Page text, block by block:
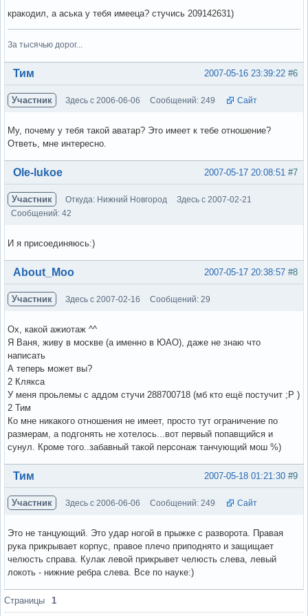
кракодил, а аська у тебя имееца? стучись 209142631)
За тысячью дорог...
Вне форума #6
2007-05-16 23:39:22
Тим
Участник Здесь с 2006-06-06 Сообщений: 249 Сайт
Му, почему у тебя такой аватар? Это имеет к тебе отношение?
Ответь, мне интересно.
Вне форума #7
2007-05-17 20:08:51
Ole-lukoe
Участник Откуда: Нижний Новгород
Здесь с 2007-02-21
Сообщений: 42
И я присоединяюсь:)
Вне форума #8
2007-05-17 20:38:57
About_Moo
Участник Здесь с 2007-02-16 Сообщений: 29
Ох, какой ажиотаж ^^
Я Ваня, живу в москве (а именно в ЮАО), даже не знаю что
написать
А теперь может вы?
2 Клякса
У меня проьлемы с аддом стучи 288700718 (мб кто ещё постучит ;Р )
2 Тим
Ко мне никакого отношения не имеет, просто тут ограничение по
размерам, а подгонять не хотелось...вот первый попавщийся и
сунул. Кроме того..забавный такой персонаж танчующий мош %)
Вне форума #9
2007-05-18 01:21:30
Тим
Участник Здесь с 2006-06-06 Сообщений: 249 Сайт
Это не танцующий. Это удар ногой в прыжке с разворота. Правая
рука прикрывает корпус, правое плечо приподнято и защищает
челюсть справа. Кулак левой прикрывет челюсть слева, левый
локоть - нижние ребра слева. Все по науке:)
Вне форума
Страницы 1